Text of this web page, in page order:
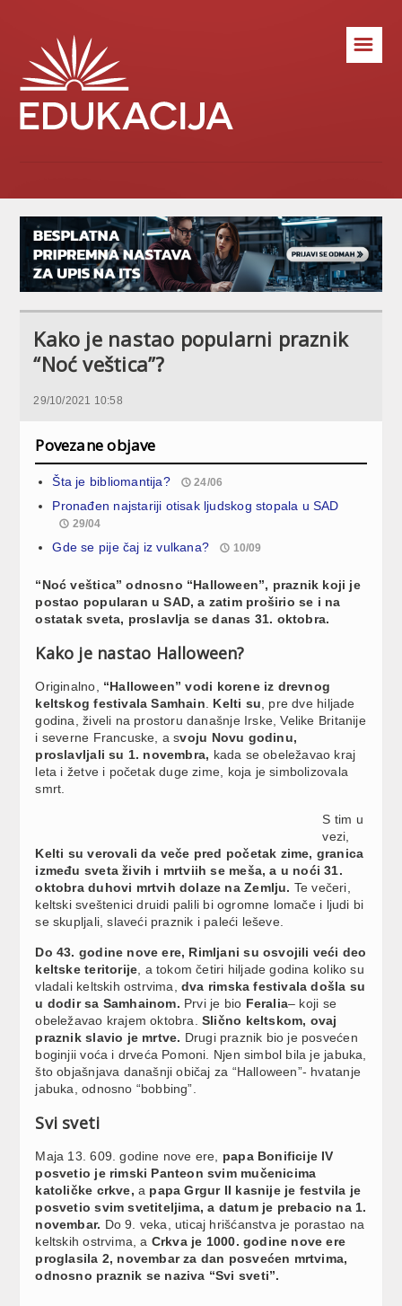
☰
Kako je nastao popularni praznik
“Noć veštica”?
29/10/2021 10:58
Povezane objave
Šta je bibliomantija? 24/06
Pronađen najstariji otisak ljudskog stopala u SAD
29/04
Gde se pije čaj iz vulkana? 10/09
“Noć veštica” odnosno “Halloween”, praznik koji je
postao popularan u SAD, a zatim proširio se i na
ostatak sveta, proslavlja se danas 31. oktobra.
Kako je nastao Halloween?
Originalno, “Halloween” vodi korene iz drevnog
keltskog festivala Samhain
Kelti su , pre dve hiljade
godina, živeli na prostoru današnje Irske, Velike Britanije
i severne Francuske, a svoju Novu godinu,
proslavljali su 1. novembra, kada se obeležavao kraj
leta i žetve i početak duge zime, koja je simbolizovala
smrt.
S tim u
vezi,
Kelti su verovali da veče pred početak zime, granica
između sveta živih i mrtviih se meša, a u noći 31.
oktobra duhovi mrtvih dolaze na Zemlju. Te večeri,
keltski sveštenici druidi palili bi ogromne lomače i ljudi bi
se skupljali, slaveći praznik i paleći leševe.
Do 43. godine nove ere, Rimljani su osvojili veći deo
keltske teritorije , a tokom četiri hiljade godina koliko su
vladali keltskih ostrvima,dva rimska festivala došla su
u dodir sa Samhainom. Prvi je bio Feralia– koji se
obeležavao krajem oktobra.Slično keltskom, ovaj
praznik slavio je mrtve. Drugi praznik bio je posvećen
boginjii voća i drveća Pomoni. Njen simbol bila je jabuka,
što objašnjava današnji običaj za “Halloween”- hvatanje
jabuka, odnosno “bobbing”.
Svi sveti
Maja 13. 609. godine nove ere,
papa Bonificije IV
posvetio je rimski Panteon svim mučenicima
katoličke crkve, a papa Grgur II kasnije je festvila je
posvetio svim svetiteljima, a datum je prebacio na 1.
novembar. Do 9. veka, uticaj hrišćanstva je porastao na
keltskih ostrvima, a Crkva je 1000. godine nove ere
proglasila 2, novembar za dan posvećen mrtvima,
odnosno praznik se naziva “Svi sveti”.